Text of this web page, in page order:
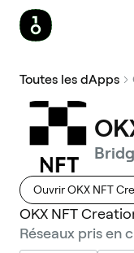
Toutes les dApps
Ouvrir OKX NFT
OKX NFT
Réseaux pris en